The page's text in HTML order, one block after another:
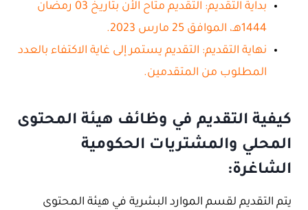
بداية التقديم: التقديم متاح الأن بتاريخ 03 رمضان
1444هـ، الموافق 25 مارس 2023.
نهاية التقديم: التقديم يستمر إلى غاية الاكتفاء بالعدد
المطلوب من المتقدمين.
كيفية التقديم في وظائف هيئة المحتوى
المحلي والمشتريات الحكومية
الشاغرة:
يتم التقديم لقسم الموارد البشرية في هيئة المحتوى